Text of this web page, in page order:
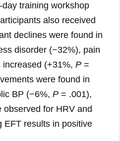
training workshop
also received
declines were found in
disorder (−32%), pain
(+31%, P =
were found in
BP (−6%, P = .001),
for HRV and
EFT results in positive